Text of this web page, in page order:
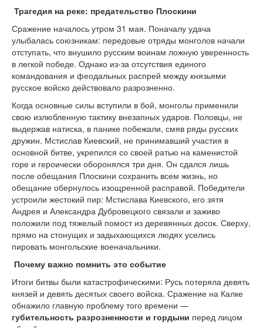
Трагедия на реке: предательство Плоскини
Сражение началось утром 31 мая. Поначалу удача
улыбалась союзникам: передовые отряды монголов начали
отступать, что внушило русским воинам ложную уверенность
в легкой победе. Однако из-за отсутствия единого
командования и феодальных распрей между князьями
русское войско действовало разрозненно.
Когда основные силы вступили в бой, монголы применили
свою излюбленную тактику внезапных ударов. Половцы, не
выдержав натиска, в панике побежали, смяв ряды русских
дружин. Мстислав Киевский, не принимавший участия в
основной битве, укрепился со своей ратью на каменистой
горе и героически оборонялся три дня. Он сдался лишь
после обещания Плоскини сохранить всем жизнь, но
обещание обернулось изощренной расправой. Победители
устроили жестокий пир: Мстислава Киевского, его зятя
Андрея и Александра Дубровецкого связали и заживо
положили под тяжелый помост из деревянных досок. Сверху,
прямо на стонущих и задыхающихся людях уселись
пировать монгольские военачальники.
Почему важно помнить это событие
Итоги битвы были катастрофическими: Русь потеряла девять
князей и девять десятых своего войска. Сражение на Калке
обнажило главную проблему того времени —
губительность разрозненности и гордыни перед лицом